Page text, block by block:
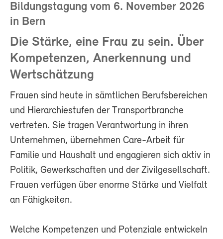
Bildungstagung vom 6. November 2026
in Bern
Die Stärke, eine Frau zu sein. Über
Kompetenzen, Anerkennung und
Wertschätzung
Frauen sind heute in sämtlichen Berufsbereichen
und Hierarchiestufen der Transportbranche
vertreten. Sie tragen Verantwortung in ihren
Unternehmen, übernehmen Care-Arbeit für
Familie und Haushalt und engagieren sich aktiv in
Politik, Gewerkschaften und der Zivilgesellschaft.
Frauen verfügen über enorme Stärke und Vielfalt
an Fähigkeiten.
Welche Kompetenzen und Potenziale entwickeln